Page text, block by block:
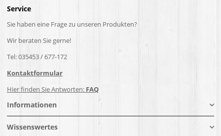
Service
Sie haben eine Frage zu unseren Produkten?
Wir beraten Sie gerne!
Tel: 035453 / 677-172
Kontaktformular
Hier finden Sie Antworten: FAQ
Informationen
Wissenswertes